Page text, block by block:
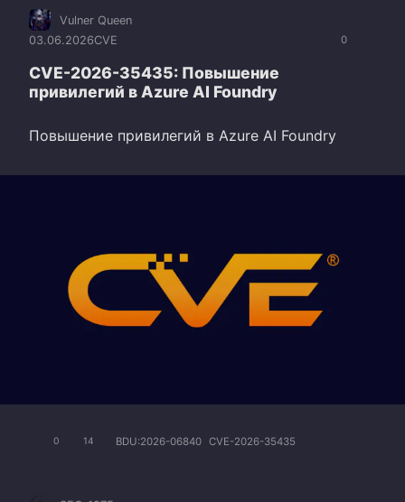
0
Vulner Queen
03.06.2026CVE
CVE-2026-35435: Повышение
привилегий в Azure AI Foundry
Повышение привилегий в Azure AI Foundry
0 14 BDU:2026-06840 CVE-2026-35435